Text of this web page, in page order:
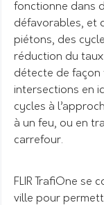
fonctionne dans
défavorables, et
piétons, des
réduction du taux
détecte de façon
intersections en
cycles à
à un feu, ou en
carrefour.
FLIR TrafiOne se
ville pour